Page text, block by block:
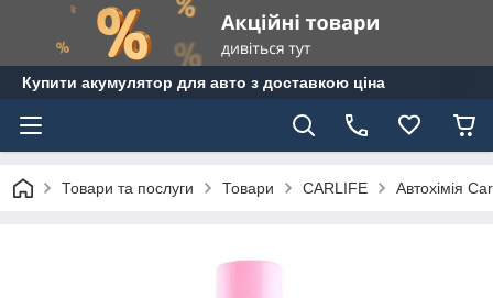
Купити акумулятор для авто з доставкою ціна
Товари та послуги Товари CARLIFE Автохімія